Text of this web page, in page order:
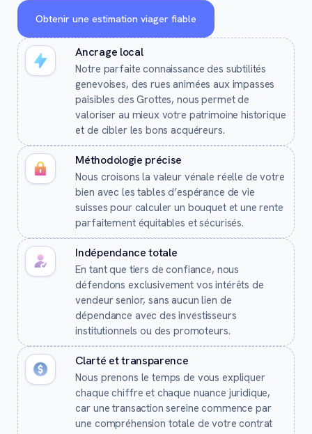
Obtenir une estimation viager fiable
Ancrage local
Notre parfaite connaissance des subtilités
genevoises, des rues animées aux impasses
paisibles des Grottes, nous permet de
valoriser au mieux votre patrimoine historique
et de cibler les bons acquéreurs.
Méthodologie précise
Nous croisons la valeur vénale réelle de votre
bien avec les tables d’espérance de vie
suisses pour calculer un bouquet et une rente
parfaitement équitables et sécurisés.
Indépendance totale
En tant que tiers de confiance, nous
défendons exclusivement vos intérêts de
vendeur senior, sans aucun lien de
dépendance avec des investisseurs
institutionnels ou des promoteurs.
Clarté et transparence
Nous prenons le temps de vous expliquer
chaque chiffre et chaque nuance juridique,
car une transaction sereine commence par
une compréhension totale de votre contrat